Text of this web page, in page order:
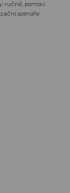
ručně, pomocí
scénáře.